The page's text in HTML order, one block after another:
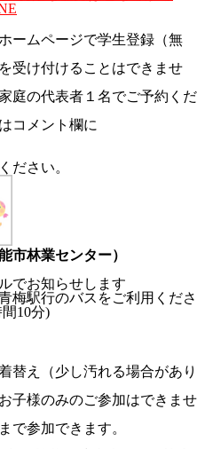
ームページで学生登録（無
受け付けることはできませ
庭の代表者１名でご予約くだ
コメント欄に
ださい。
市林業センター）
でお知らせします
梅駅行のバスをご利用くださ
10分)
替え（少し汚れる場合があり
子様のみのご参加はできませ
で参加できます。